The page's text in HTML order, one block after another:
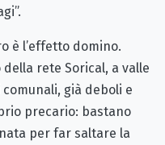
è l’effetto domino.
rete Sorical, a valle
già deboli e
precario: bastano
per far saltare la